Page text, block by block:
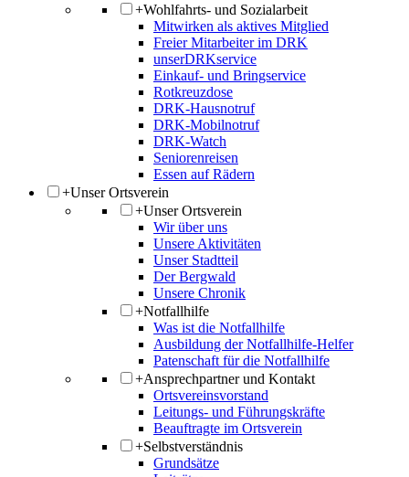
+Wohlfahrts- und Sozialarbeit
Mitwirken als aktives Mitglied
Freier Mitarbeiter im DRK
unserDRKservice
Einkauf- und Bringservice
Rotkreuzdose
DRK-Hausnotruf
DRK-Mobilnotruf
DRK-Watch
Seniorenreisen
Essen auf Rädern
+Unser Ortsverein
+Unser Ortsverein
Wir über uns
Unsere Aktivitäten
Unser Stadtteil
Der Bergwald
Unsere Chronik
+Notfallhilfe
Was ist die Notfallhilfe
Ausbildung der Notfallhilfe-Helfer
Patenschaft für die Notfallhilfe
+Ansprechpartner und Kontakt
Ortsvereinsvorstand
Leitungs- und Führungskräfte
Beauftragte im Ortsverein
+Selbstverständnis
Grundsätze